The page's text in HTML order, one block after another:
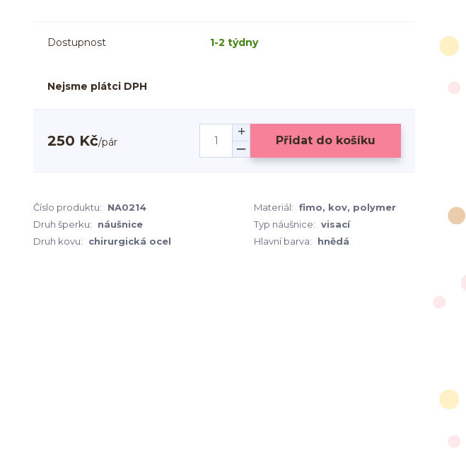
Dostupnost 1-2 týdny
Nejsme plátci DPH
250 Kč/pár Přidat do košíku
Číslo produktu: NA0214 Materiál: fimo, kov, polymer
Druh šperku:
náušnice Typ náušnice: visací
Druh kovu:
chirurgická ocel Hlavní barva: hnědá